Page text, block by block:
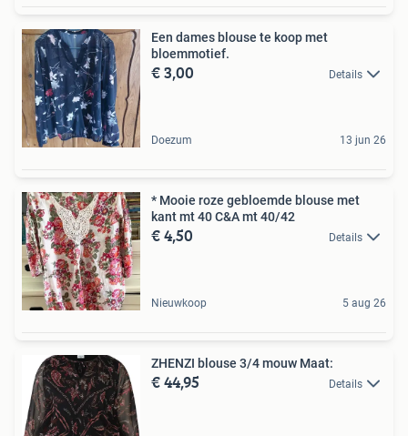
Een dames blouse te koop met
bloemmotief.
€ 3,00 Details
Doezum 13 jun 26
* Mooie roze gebloemde blouse met
kant mt 40 C&A mt 40/42
€ 4,50 Details
Nieuwkoop 5 aug 26
ZHENZI blouse 3/4 mouw Maat:
€ 44,95 Details